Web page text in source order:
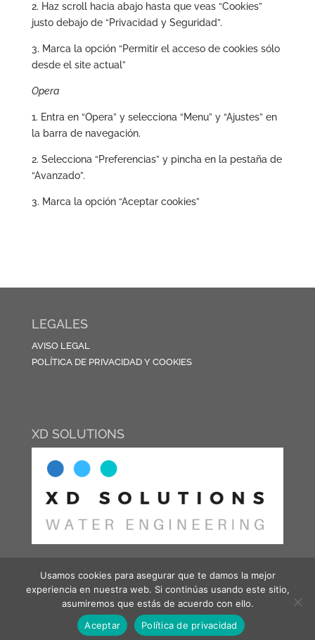
2. Haz scroll hacia abajo hasta que veas “Cookies”
justo debajo de “Privacidad y Seguridad”.
3. Marca la opción “Permitir el acceso de cookies sólo
desde el site actual”
Opera
1. Entra en “Opera” y selecciona “Menu” y “Ajustes” en
la barra de navegación.
2. Selecciona “Preferencias” y pincha en la pestaña de
“Avanzado”.
3. Marca la opción “Aceptar cookies”
LEGALES
AVISO LEGAL
POLÍTICA DE PRIVACIDAD Y COOKIES
XD SOLUTIONS
© 2021 XD Solutions
Usamos cookies para asegurar que te damos la mejor
experiencia en nuestra web. Si continúas usando este sitio,
asumiremos que estás de acuerdo con ello.
Aceptar
Política de privacidad